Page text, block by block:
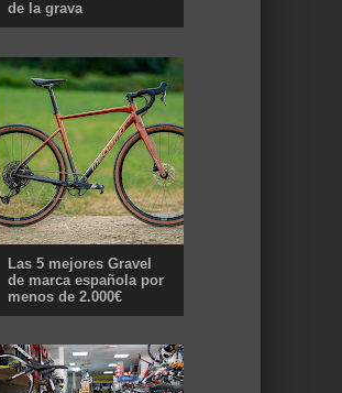
de la grava
Las 5 mejores Gravel
de marca española por
menos de 2.000€